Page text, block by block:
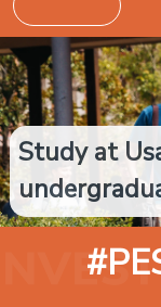
Study at